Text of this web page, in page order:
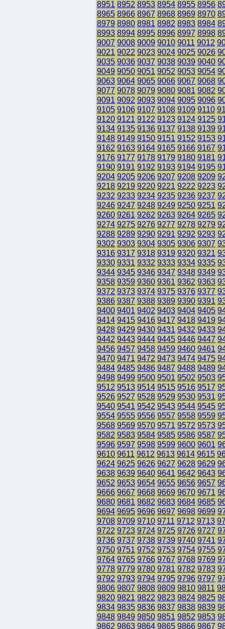
8951 8952 8953 8954 8955 8956
8965 8966 8967 8968 8969 8970
8979 8980 8981 8982 8983 8984
8993 8994 8995 8996 8997 8998
9007 9008 9009 9010 9011 9012
9021 9022 9023 9024 9025 9026
9035 9036 9037 9038 9039 9040
9049 9050 9051 9052 9053 9054
9063 9064 9065 9066 9067 9068
9077 9078 9079 9080 9081 9082
9091 9092 9093 9094 9095 9096
9105 9106 9107 9108 9109 9110
9120 9121 9122 9123 9124 9125
9134 9135 9136 9137 9138 9139
9148 9149 9150 9151 9152 9153
9162 9163 9164 9165 9166 9167
9176 9177 9178 9179 9180 9181
9190 9191 9192 9193 9194 9195
9204 9205 9206 9207 9208 9209
9218 9219 9220 9221 9222 9223
9232 9233 9234 9235 9236 9237
9246 9247 9248 9249 9250 9251
9260 9261 9262 9263 9264 9265
9274 9275 9276 9277 9278 9279
9288 9289 9290 9291 9292 9293
9302 9303 9304 9305 9306 9307
9316 9317 9318 9319 9320 9321
9330 9331 9332 9333 9334 9335
9344 9345 9346 9347 9348 9349
9358 9359 9360 9361 9362 9363
9372 9373 9374 9375 9376 9377
9386 9387 9388 9389 9390 9391
9400 9401 9402 9403 9404 9405
9414 9415 9416 9417 9418 9419
9428 9429 9430 9431 9432 9433
9442 9443 9444 9445 9446 9447
9456 9457 9458 9459 9460 9461
9470 9471 9472 9473 9474 9475
9484 9485 9486 9487 9488 9489
9498 9499 9500 9501 9502 9503
9512 9513 9514 9515 9516 9517
9526 9527 9528 9529 9530 9531
9540 9541 9542 9543 9544 9545
9554 9555 9556 9557 9558 9559
9568 9569 9570 9571 9572 9573
9582 9583 9584 9585 9586 9587
9596 9597 9598 9599 9600 9601
9610 9611 9612 9613 9614 9615
9624 9625 9626 9627 9628 9629
9638 9639 9640 9641 9642 9643
9652 9653 9654 9655 9656 9657
9666 9667 9668 9669 9670 9671
9680 9681 9682 9683 9684 9685
9694 9695 9696 9697 9698 9699
9708 9709 9710 9711 9712 9713
9722 9723 9724 9725 9726 9727
9736 9737 9738 9739 9740 9741
9750 9751 9752 9753 9754 9755
9764 9765 9766 9767 9768 9769
9778 9779 9780 9781 9782 9783
9792 9793 9794 9795 9796 9797
9806 9807 9808 9809 9810 9811
9820 9821 9822 9823 9824 9825
9834 9835 9836 9837 9838 9839
9848 9849 9850 9851 9852 9853
9862 9863 9864 9865 9866 9867